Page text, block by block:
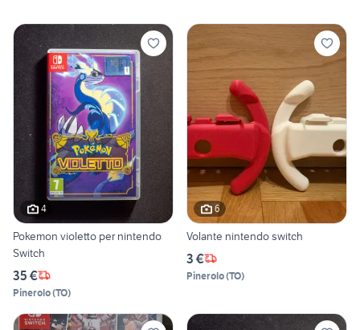
4
Pokemon violetto per nintendo
Switch
35 €
Pinerolo(TO)
6
Volante nintendo switch
3 €
Pinerolo(TO)